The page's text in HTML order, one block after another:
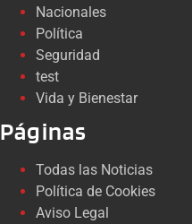
Nacionales
Política
Seguridad
test
Vida y Bienestar
Páginas
Todas las Noticias
Política de Cookies
Aviso Legal